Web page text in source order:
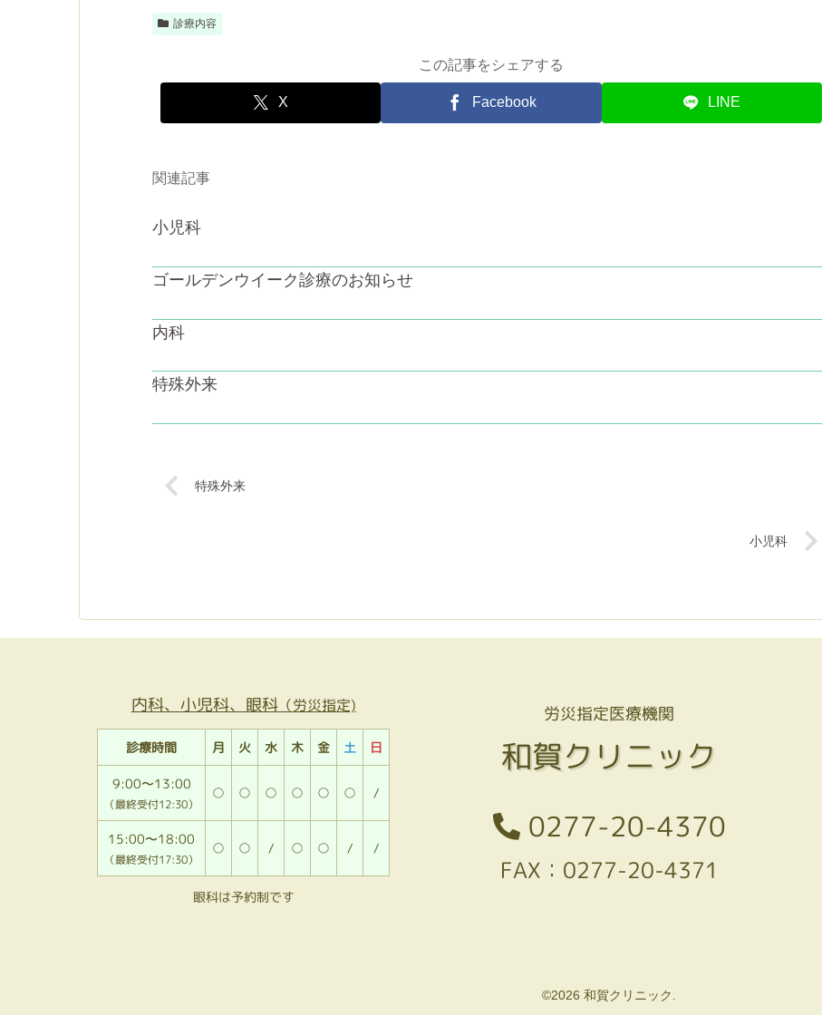
診療内容
この記事をシェアする
X Facebook LINE
関連記事
小児科
ゴールデンウイーク診療のお知らせ
内科
特殊外来
特殊外来
小児科
内科、小児科、眼科（労災指定)
診療時間 月 火 水 木 金 土 日
9:00〜13:00
（最終受付12:30）
○ ○ ○ ○ ○ ○ /
15:00〜18:00
（最終受付17:30）
○ ○ / ○ ○ / /
眼科は予約制です
労災指定医療機関
和賀クリニック
0277-20-4370
FAX：0277-20-4371
©2026 和賀クリニック.